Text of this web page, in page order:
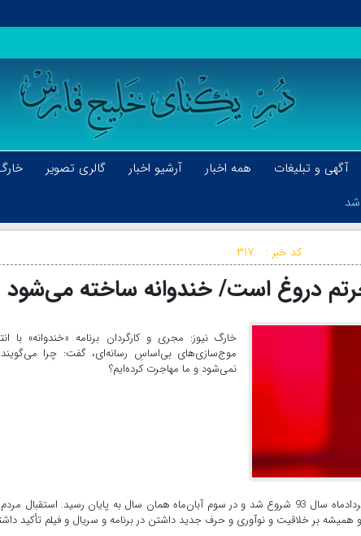
آگهی و تبلیغات همه اخبار آرشیو اخبار گالری تصویر
کد خبر : ۳۱۷
دروغ است/ خندوانه ساخته می‌شود
خارگ نیوز: مجری و کارگردان برنامه «خندوانه» با
موج‌سازی‌های بی‌اساسِ رسانه‌ای، گفت: چرا می‌گویند
نمی‌شود و ما مهاجرت کرده‌ایم؟
به گزارش خارگ نیوز، «خندوانه» بیست و یکم خردادماه سال 93 شروع شد و در سوم آبان‌ماه همان سال به پایان رسید.
بر خلاقیت و نوآوری و حرف جدید داشتن در برنامه و سریال و فیلم تأکید